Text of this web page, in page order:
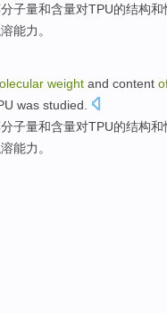
分子量和含量对TPU的结构和
能力。
weight and content
was studied
分子量和含量对TPU的结构和
能力。